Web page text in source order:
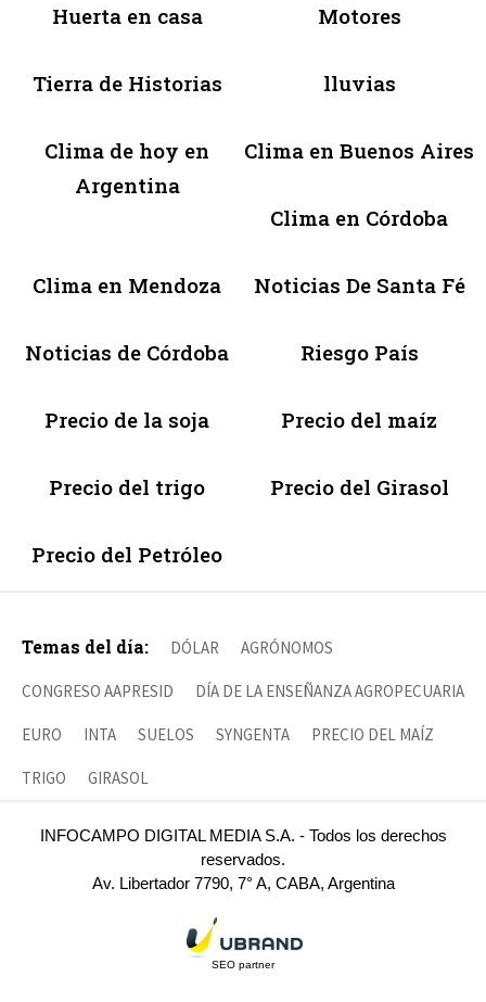
Huerta en casa Motores
Tierra de Historias lluvias
Clima de hoy en
Argentina
Clima en Buenos Aires
Clima en Córdoba
Clima en Mendoza Noticias De Santa Fé
Noticias de Córdoba Riesgo País
Precio de la soja Precio del maíz
Precio del trigo Precio del Girasol
Precio del Petróleo
Temas del día: DÓLAR AGRÓNOMOS
CONGRESO AAPRESID DÍA DE LA ENSEÑANZA AGROPECUARIA
EURO INTA SUELOS SYNGENTA PRECIO DEL MAÍZ
TRIGO GIRASOL
INFOCAMPO DIGITAL MEDIA S.A. - Todos los derechos
reservados.
Av. Libertador 7790, 7° A, CABA, Argentina
SEO partner